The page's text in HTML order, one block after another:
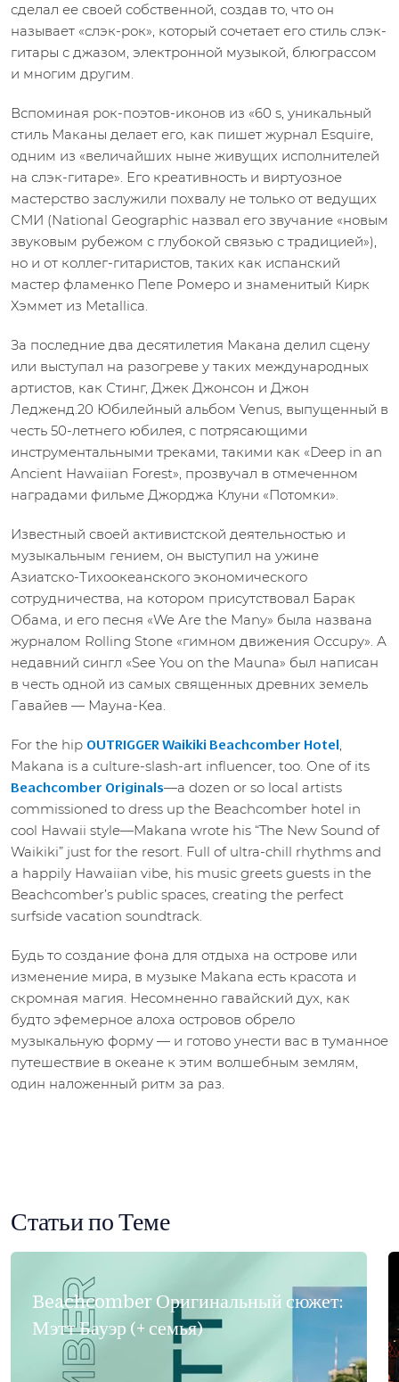
сделал ее своей собственной, создав то, что он
называет «слэк-рок», который сочетает его стиль слэк-
гитары с джазом, электронной музыкой, блюграссом
и многим другим.
Вспоминая рок-поэтов-иконов из «60 s, уникальный
стиль Маканы делает его, как пишет журнал Esquire,
одним из «величайших ныне живущих исполнителей
на слэк-гитаре». Его креативность и виртуозное
мастерство заслужили похвалу не только от ведущих
СМИ (National Geographic назвал его звучание «новым
звуковым рубежом с глубокой связью с традицией»),
но и от коллег-гитаристов, таких как испанский
мастер фламенко Пепе Ромеро и знаменитый Кирк
Хэммет из Metallica.
За последние два десятилетия Макана делил сцену
или выступал на разогреве у таких международных
артистов, как Стинг, Джек Джонсон и Джон
Ледженд.20 Юбилейный альбом Venus, выпущенный в
честь 50-летнего юбилея, с потрясающими
инструментальными треками, такими как «Deep in an
Ancient Hawaiian Forest», прозвучал в отмеченном
наградами фильме Джорджа Клуни «Потомки».
Известный своей активистской деятельностью и
музыкальным гением, он выступил на ужине
Азиатско-Тихоокеанского экономического
сотрудничества, на котором присутствовал Барак
Обама, и его песня «We Are the Many» была названа
журналом Rolling Stone «гимном движения Occupy». А
недавний сингл «See You on the Mauna» был написан
в честь одной из самых священных древних земель
Гавайев — Мауна-Кеа.
For the hip OUTRIGGER Waikiki Beachcomber Hotel,
Makana is a culture-slash-art influencer, too. One of its
Beachcomber Originals—a dozen or so local artists
commissioned to dress up the Beachcomber hotel in
cool Hawaii style—Makana wrote his “The New Sound of
Waikiki” just for the resort. Full of ultra-chill rhythms and
a happily Hawaiian vibe, his music greets guests in the
Beachcomber’s public spaces, creating the perfect
surfside vacation soundtrack.
Будь то создание фона для отдыха на острове или
изменение мира, в музыке Makana есть красота и
скромная магия. Несомненно гавайский дух, как
будто эфемерное алоха островов обрело
музыкальную форму — и готово унести вас в туманное
путешествие в океане к этим волшебным землям,
один наложенный ритм за раз.
Статьи по Теме
Beachcomber Оригинальный сюжет:
Мэтт Бауэр (+ семья)